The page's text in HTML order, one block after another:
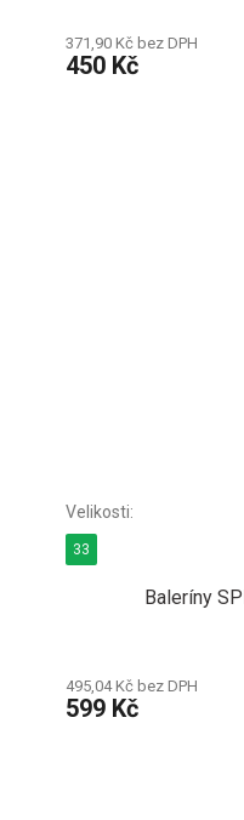
371,90 Kč bez DPH
450 Kč
Baleríny
495,04 Kč bez DPH
599 Kč
33